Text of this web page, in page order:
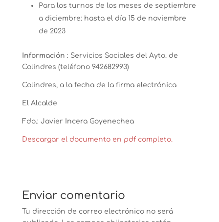
Para los turnos de los meses de septiembre
a diciembre: hasta el día 15 de noviembre
de 2023
Información : Servicios Sociales del Ayto. de
Colindres (teléfono 942682993)
Colindres, a la fecha de la firma electrónica
El Alcalde
Fdo.: Javier Incera Goyenechea
Descargar el documento en pdf completo.
Enviar comentario
Tu dirección de correo electrónico no será